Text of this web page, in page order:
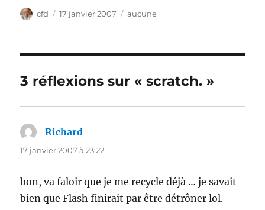
Auteur
cfd
Publié
17 janvier 2007 Catégories
aucune
3 réflexions sur « scratch. »
Richard
17 janvier 2007 à 23:22
bon, va faloir que je me recycle déjà … je savait
bien que Flash finirait par être détrôner lol.